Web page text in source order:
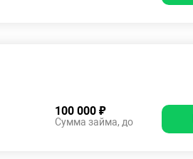
100 000 ₽
Сумма займа, до